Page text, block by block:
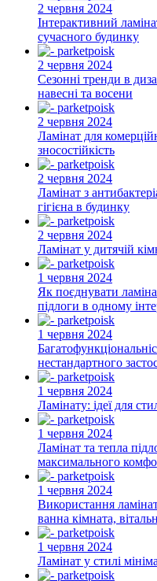
2 червня 2024
Інтерактивний
сучасного будинку
2 червня 2024
Сезонні тренди в
навесні та восени
2 червня 2024
Ламінат для
зносостійкість
2 червня 2024
Ламінат з
гігієна в будинку
2 червня 2024
Ламінат у дитячій
1 червня 2024
Як поєднувати
підлоги в одному
1 червня 2024
нестандартного
1 червня 2024
Ламінату: ідеї для
1 червня 2024
Ламінат та тепла
максимального
1 червня 2024
Використання
ванна кімната,
1 червня 2024
Ламінат у стилі